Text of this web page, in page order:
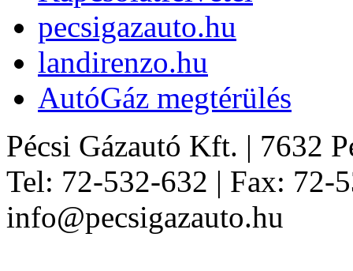
pecsigazauto.hu
landirenzo.hu
AutóGáz megtérülés
Pécsi Gázautó Kft. | 7632
Tel: 72-532-632 | Fax: 72-
info@pecsigazauto.hu